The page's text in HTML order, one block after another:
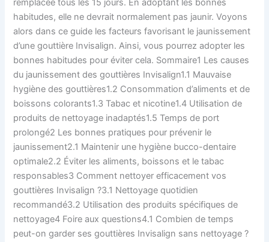
remplacée tous les 15 jours. En adoptant les bonnes
habitudes, elle ne devrait normalement pas jaunir. Voyons
alors dans ce guide les facteurs favorisant le jaunissement
d’une gouttière Invisalign. Ainsi, vous pourrez adopter les
bonnes habitudes pour éviter cela. Sommaire1 Les causes
du jaunissement des gouttières Invisalign1.1 Mauvaise
hygiène des gouttières1.2 Consommation d’aliments et de
boissons colorants1.3 Tabac et nicotine1.4 Utilisation de
produits de nettoyage inadaptés1.5 Temps de port
prolongé2 Les bonnes pratiques pour prévenir le
jaunissement2.1 Maintenir une hygiène bucco-dentaire
optimale2.2 Éviter les aliments, boissons et le tabac
responsables3 Comment nettoyer efficacement vos
gouttières Invisalign ?3.1 Nettoyage quotidien
recommandé3.2 Utilisation des produits spécifiques de
nettoyage4 Foire aux questions4.1 Combien de temps
peut-on garder ses gouttières Invisalign sans nettoyage ?